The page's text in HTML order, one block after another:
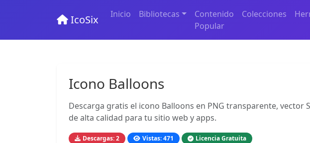
IcoSix Inicio Bibliotecas
Contenido
Popular
Colecciones
Icono Balloons
Descarga gratis el icono Balloons en PNG transparente, vector
de alta calidad para tu sitio web y apps.
Descargas: 2 Vistas: 471 Licencia Gratuita